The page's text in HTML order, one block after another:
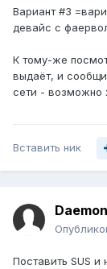
Вариант #3
девайс с
К тому-же
выдаёт, и
сети - возможно
Вставить ник
Поставить SUS и